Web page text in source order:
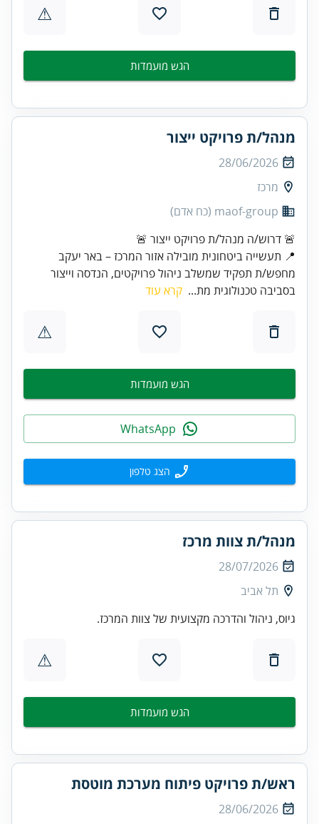
⚠
הגש מועמדות
מנהל/ת פרויקט ייצור
28/06/2026
מרכז
maof-group (כח אדם)
📍 תעשייה ביטחונית מובילה אזור המרכז – באר יעקב
מחפש/ת תפקיד שמשלב ניהול פרויקטים, הנדסה וייצור
בסביבה טכנולוגית מת... קרא עוד
⚠
הגש מועמדות
הצג טלפון
מנהל/ת צוות מרכז
28/07/2026
תל אביב
גיוס, ניהול והדרכה מקצועית של צוות המרכז.
⚠
הגש מועמדות
ראש/ת פרויקט פיתוח מערכת מוטסת
28/06/2026